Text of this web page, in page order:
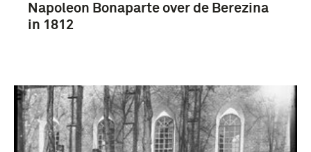
Meer
1801-1850 (4)
1901-1950 (4)
1851-1900 (3)
Napoleon Bonaparte over de Berezina
in 1812